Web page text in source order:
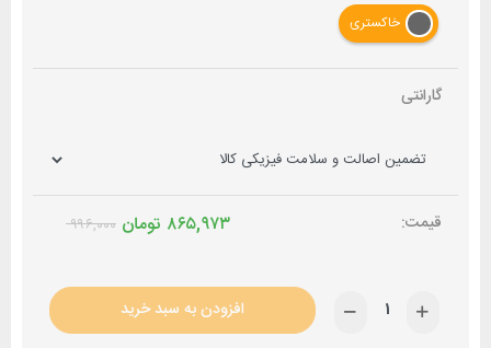
خاکستری
گارانتی
۹۹۶,۰۰۰ تومان ۸۶۵,۹۷۳
افزودن به سبد خرید